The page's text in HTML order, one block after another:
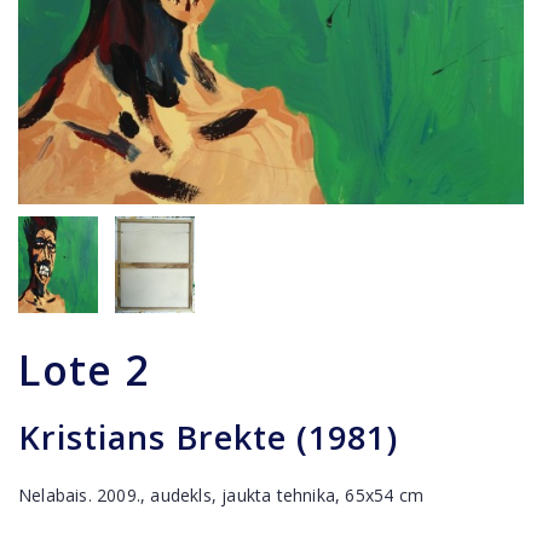
Lote 2
Kristians Brekte (1981)
Nelabais. 2009., audekls, jaukta tehnika, 65x54 cm